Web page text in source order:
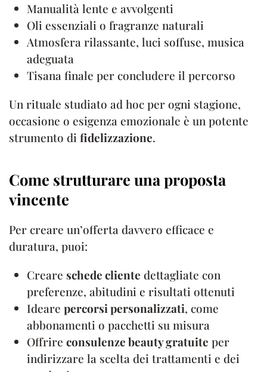
Manualità lente e avvolgenti
Oli essenziali o fragranze naturali
Atmosfera rilassante, luci soffuse, musica
adeguata
Tisana finale per concludere il percorso
Un rituale studiato ad hoc per ogni stagione,
occasione o esigenza emozionale è un potente
strumento di fidelizzazione.
Come strutturare una proposta
vincente
Per creare un’offerta davvero efficace e
duratura, puoi:
Creare schede cliente dettagliate con
preferenze, abitudini e risultati ottenuti
Ideare percorsi personalizzati, come
abbonamenti o pacchetti su misura
Offrire consulenze beauty gratuite per
indirizzare la scelta dei trattamenti e dei